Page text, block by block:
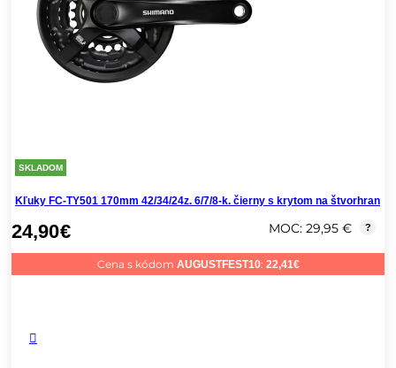
SKLADOM
Kľuky FC-TY501 170mm 42/34/24z. 6/7/8-k. čierny s krytom na štvorhran
24,90€ MOC: 29,95 € ?
Cena s kódom AUGUSTFEST10: 22,41€